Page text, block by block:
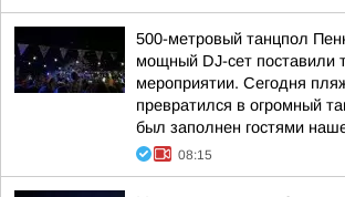
500-метровый танцпол
мощный DJ-сет поставили
мероприятии. Сегодня
превратился в огромный
был заполнен гостями
08:15